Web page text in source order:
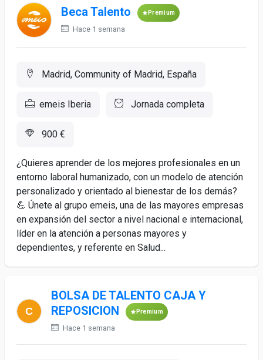
Beca Talento Premium
Hace 1 semana
Madrid, Community of Madrid, España
emeis Iberia Jornada completa
900 €
¿Quieres aprender de los mejores profesionales en un
entorno laboral humanizado, con un modelo de atención
personalizado y orientado al bienestar de los demás?
💪 Únete al grupo emeis, una de las mayores empresas
en expansión del sector a nivel nacional e internacional,
líder en la atención a personas mayores y
dependientes, y referente en Salud...
BOLSA DE TALENTO CAJA Y
REPOSICION
Premium
Hace 1 semana